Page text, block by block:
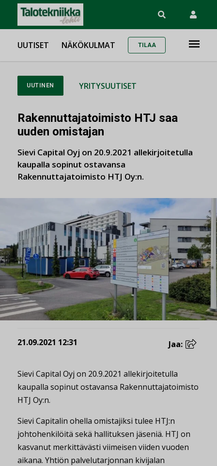
UUTISET NÄKÖKULMAT TILAA
UUTINEN YRITYSUUTISET
Rakennuttajatoimisto HTJ saa
uuden omistajan
Sievi Capital Oyj on 20.9.2021 allekirjoitetulla
kaupalla sopinut ostavansa
Rakennuttajatoimisto HTJ Oy:n.
21.09.2021 12:31 Jaa:
Sievi Capital Oyj on 20.9.2021 allekirjoitetulla
kaupalla sopinut ostavansa Rakennuttajatoimisto
HTJ Oy:n.
Sievi Capitalin ohella omistajiksi tulee HTJ:n
johtohenkilöitä sekä hallituksen jäseniä. HTJ on
kasvanut merkittävästi viimeisen viiden vuoden
aikana. Yhtiön palvelutarjonnan kivijalan